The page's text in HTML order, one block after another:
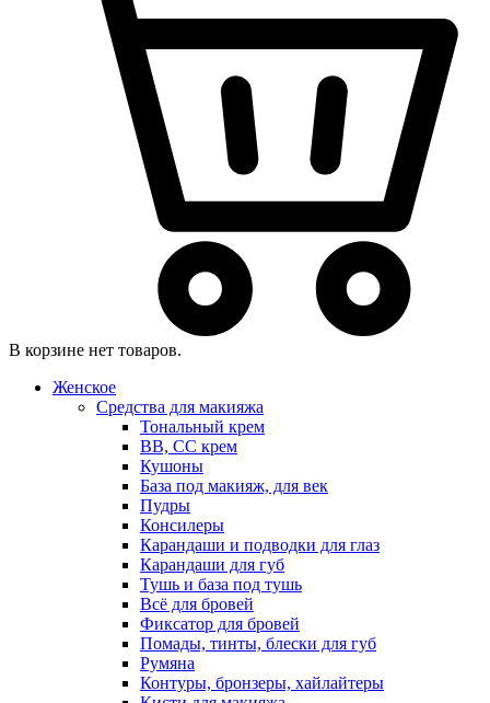
В корзине нет товаров.
Женское
Средства для макияжа
Тональный крем
BB, CC крем
Кушоны
База под макияж, для век
Пудры
Консилеры
Карандаши и подводки для глаз
Карандаши для губ
Тушь и база под тушь
Всё для бровей
Фиксатор для бровей
Помады, тинты, блески для губ
Румяна
Контуры, бронзеры, хайлайтеры